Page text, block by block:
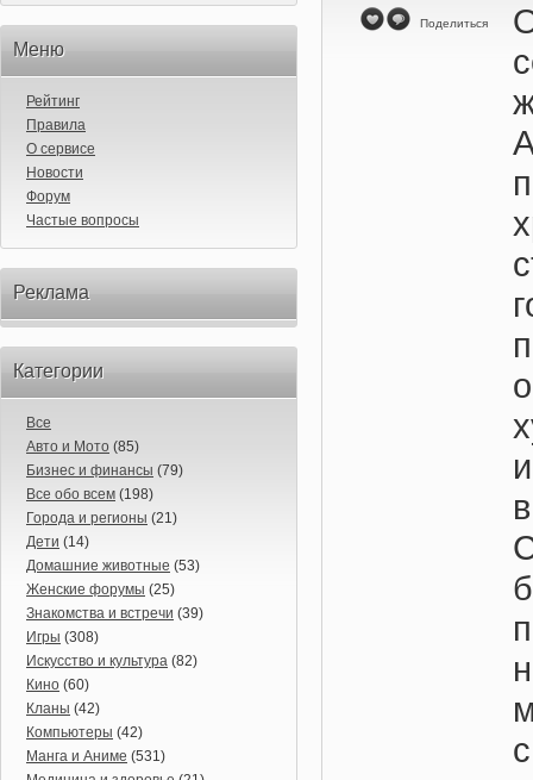
Меню
Рейтинг
Правила
О сервисе
Новости
Форум
Частые вопросы
Реклама
Категории
Все
Авто и Мото (85)
Бизнес и финансы (79)
Все обо всем (198)
Города и регионы (21)
Дети (14)
Домашние животные (53)
Женские форумы (25)
Знакомства и встречи (39)
Игры (308)
Искусство и культура (82)
Кино (60)
Кланы (42)
Компьютеры (42)
Манга и Аниме (531)
Поделиться